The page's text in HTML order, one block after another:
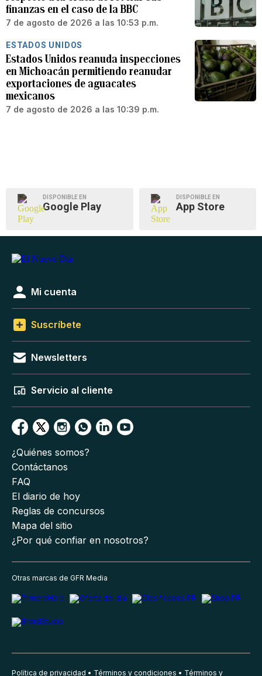
finanzas en el caso de la BBC
7 de agosto de 2026 a las 10:53 p.m.
ESTADOS UNIDOS
Estados Unidos reanuda inspecciones
en Michoacán permitiendo reanudar
exportaciones de aguacates
mexicanos
7 de agosto de 2026 a las 10:39 p.m.
DISPONIBLE EN
Google Play
DISPONIBLE EN
App Store
Mi cuenta
Suscríbete
Newsletters
Servicio al cliente
¿Quiénes somos?
Contáctanos
FAQ
El diario de hoy
Reglas de concursos
Mapa del sitio
¿Por qué confiar en nosotros?
Otras marcas de GFR Media
Política de privacidad Términos y condiciones Términos y